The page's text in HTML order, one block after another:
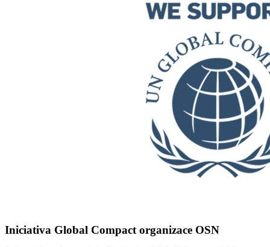
Iniciativa Global Compact organizace OSN